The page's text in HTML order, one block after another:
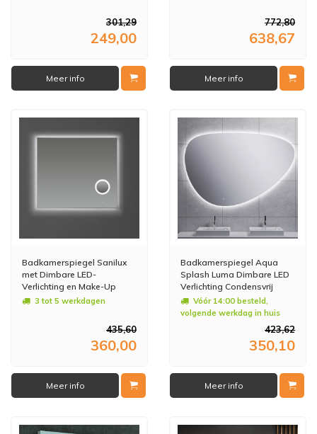
301,29
249,00
Meer info
772,80
638,67
Meer info
Badkamerspiegel Sanilux
met Dimbare LED-
Verlichting en Make-Up
Spiegel 80x70x2,5 cm
3 tot 5 werkdagen
435,60
360,00
Meer info
Badkamerspiegel Aqua
Splash Luma Dimbare LED
Verlichting Condensvrij
80x55 cm
Vóór 14:00 besteld,
volgende werkdag in huis
423,62
350,10
Meer info